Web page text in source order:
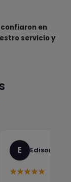
en
servicio y
E Edison
★★★★★